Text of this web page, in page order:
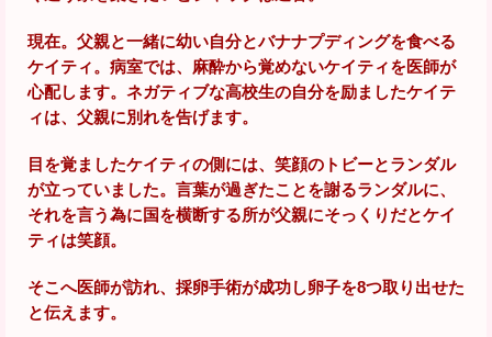
現在。父親と一緒に幼い自分とバナナプディングを食べる
ケイティ。病室では、麻酔から覚めないケイティを医師が
心配します。ネガティブな高校生の自分を励ましたケイテ
ィは、父親に別れを告げます。
目を覚ましたケイティの側には、笑顔のトビーとランダル
が立っていました。言葉が過ぎたことを謝るランダルに、
それを言う為に国を横断する所が父親にそっくりだとケイ
ティは笑顔。
そこへ医師が訪れ、採卵手術が成功し卵子を8つ取り出せた
と伝えます。